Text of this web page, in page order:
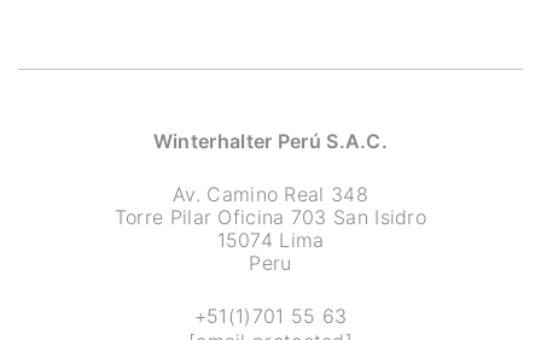
Winterhalter Perú S.A.C.
Av. Camino Real 348
Torre Pilar Oficina 703 San Isidro
15074 Lima
Peru
+51(1)701 55 63